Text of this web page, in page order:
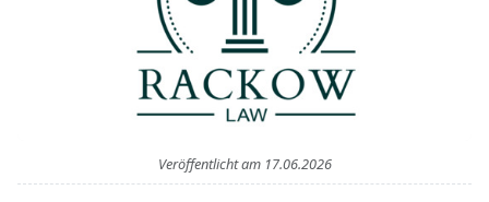
Veröffentlicht am 17.06.2026